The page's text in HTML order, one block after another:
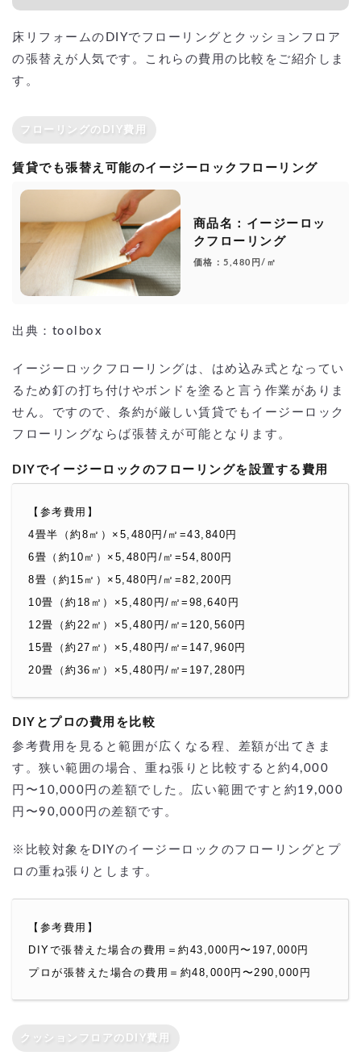
床リフォームのDIYでフローリングとクッションフロア
の張替えが人気です。これらの費用の比較をご紹介しま
す。
フローリングのDIY費用
賃貸でも張替え可能のイージーロックフローリング
商品名：イージーロッ
クフローリング
価格：5,480円/㎡
出典：toolbox
イージーロックフローリングは、はめ込み式となってい
るため釘の打ち付けやボンドを塗ると言う作業がありま
せん。ですので、条約が厳しい賃貸でもイージーロック
フローリングならば張替えが可能となります。
DIYでイージーロックのフローリングを設置する費用
【参考費用】
4畳半（約8㎡）×5,480円/㎡=43,840円
6畳（約10㎡）×5,480円/㎡=54,800円
8畳（約15㎡）×5,480円/㎡=82,200円
10畳（約18㎡）×5,480円/㎡=98,640円
12畳（約22㎡）×5,480円/㎡=120,560円
15畳（約27㎡）×5,480円/㎡=147,960円
20畳（約36㎡）×5,480円/㎡=197,280円
DIYとプロの費用を比較
参考費用を見ると範囲が広くなる程、差額が出てきま
す。狭い範囲の場合、重ね張りと比較すると約4,000
円〜10,000円の差額でした。広い範囲ですと約19,000
円〜90,000円の差額です。
※比較対象をDIYのイージーロックのフローリングとプ
ロの重ね張りとします。
【参考費用】
DIYで張替えた場合の費用＝約43,000円〜197,000円
プロが張替えた場合の費用＝約48,000円〜290,000円
クッションフロアのDIY費用